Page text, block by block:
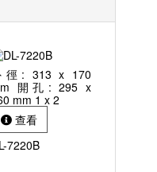
徑: 313 x 170
開孔: 295 x
mm 1 x 2
查看
7220B